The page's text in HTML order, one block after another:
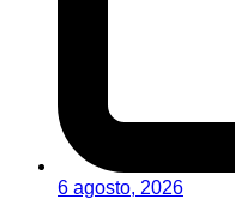
6 agosto, 2026